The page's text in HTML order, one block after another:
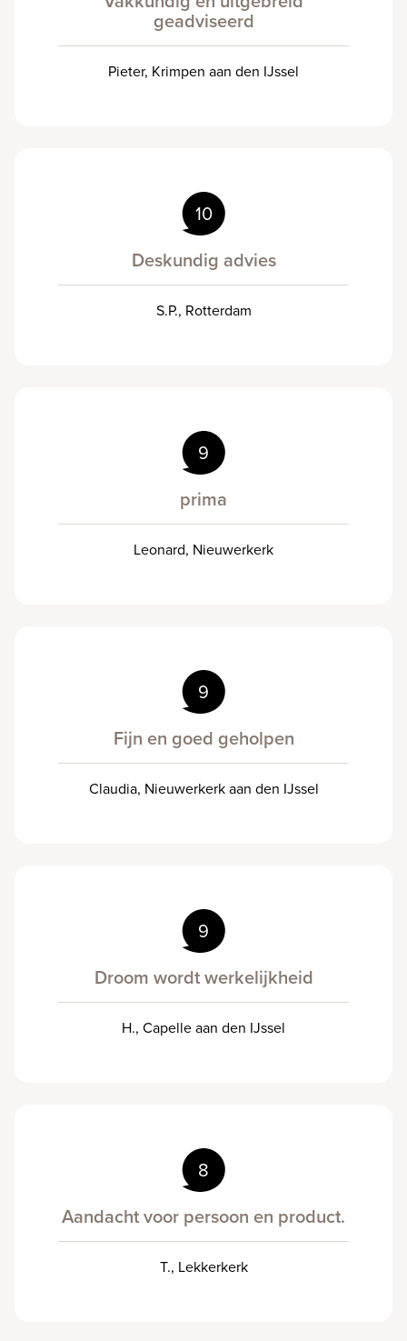
geadviseerd
Pieter, Krimpen aan den IJssel
10
Deskundig advies
S.P., Rotterdam
9
prima
Leonard, Nieuwerkerk
9
Fijn en goed geholpen
Claudia, Nieuwerkerk aan den IJssel
9
Droom wordt werkelijkheid
H., Capelle aan den IJssel
8
Aandacht voor persoon en product.
T., Lekkerkerk